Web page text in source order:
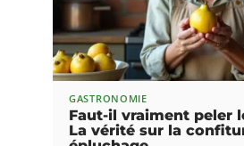
GASTRONOMIE
Faut-il vraiment peler
La vérité sur la